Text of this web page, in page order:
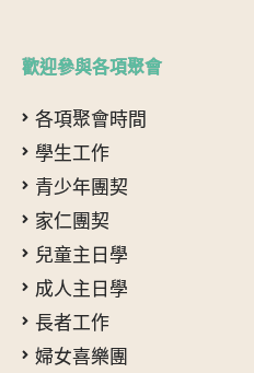
歡迎參與各項聚會
各項聚會時間
學生工作
青少年團契
家仁團契
兒童主日學
成人主日學
長者工作
婦女喜樂團